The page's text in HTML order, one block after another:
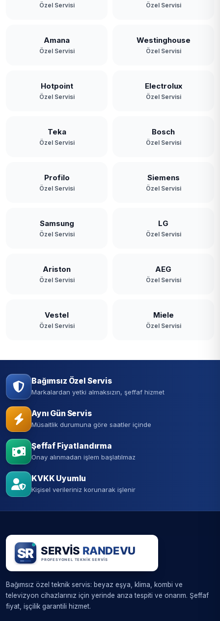
Özel Servisi Özel Servisi
Amana
Özel Servisi
Westinghouse
Özel Servisi
Hotpoint
Özel Servisi
Electrolux
Özel Servisi
Teka
Özel Servisi
Bosch
Özel Servisi
Profilo
Özel Servisi
Siemens
Özel Servisi
Samsung
Özel Servisi
LG
Özel Servisi
Ariston
Özel Servisi
AEG
Özel Servisi
Vestel
Özel Servisi
Miele
Özel Servisi
Bağımsız Özel Servis
Markalardan yetki almaksızın, şeffaf hizmet
Aynı Gün Servis
Müsaitlik durumuna göre saatler içinde
Şeffaf Fiyatlandırma
Onay alınmadan işlem başlatılmaz
KVKK Uyumlu
Kişisel verileriniz korunarak işlenir
Bağımsız özel teknik servis: beyaz eşya, klima, kombi ve
televizyon cihazlarınız için yerinde arıza tespiti ve onarım. Şeffaf
fiyat, işçilik garantili hizmet.